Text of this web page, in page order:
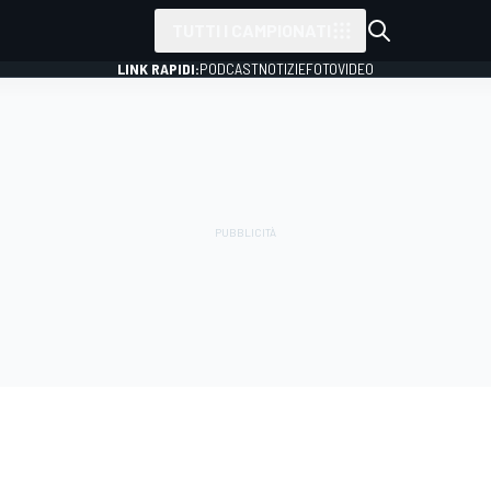
LINK RAPIDI:PODCASTNOTIZIEFOTOVIDEO